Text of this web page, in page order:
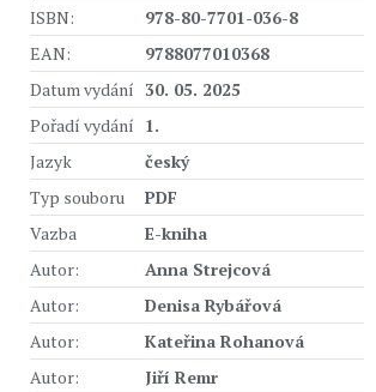
ISBN:
978-80-7701-036-8
EAN:
9788077010368
Datum vydání 30. 05. 2025
Pořadí vydání 1.
Jazyk
český
Typ souboru
PDF
Vazba
E-kniha
Autor:
Anna Strejcová
Autor:
Denisa Rybářová
Autor:
Kateřina Rohanová
Autor:
Jiří Remr